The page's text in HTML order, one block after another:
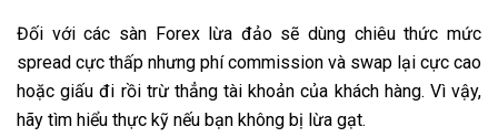
Đối với các sàn Forex lừa đảo sẽ dùng chiêu thức mức
spread cực thấp nhưng phí commission và swap lại cực cao
hoặc giấu đi rồi trừ thẳng tài khoản của khách hàng. Vì vậy,
hãy tìm hiểu thực kỹ nếu bạn không bị lừa gạt.